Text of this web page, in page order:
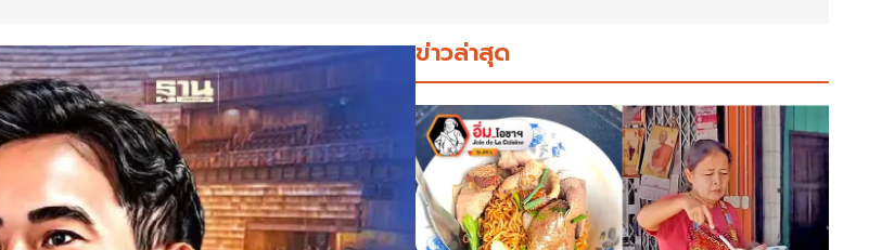
ข่าวล่าสุด